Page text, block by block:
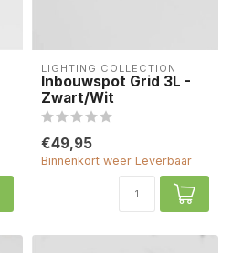
LIGHTING COLLECTION
Inbouwspot Grid 3L -
Zwart/Wit
€49,95
Binnenkort weer Leverbaar